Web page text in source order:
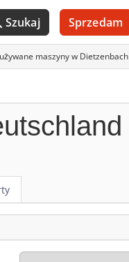
Szukaj Sprzedam
maszyny w Dietzenbach